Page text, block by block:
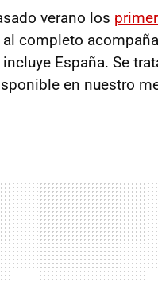
verano los
al completo
España. Se
en nuestro